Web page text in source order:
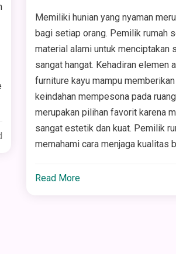
Memiliki hunian yang nyaman
bagi setiap orang. Pemilik rumah
material alami untuk menciptakan
sangat hangat. Kehadiran elemen
furniture kayu mampu
keindahan mempesona pada
merupakan pilihan favorit karena
sangat estetik dan kuat. Pemilik
memahami cara menjaga kualitas
Read More